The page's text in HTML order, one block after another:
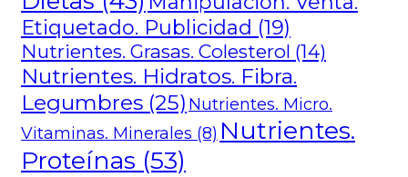
Etiquetado. Publicidad (19)
Nutrientes. Grasas. Colesterol (14)
Nutrientes. Hidratos. Fibra.
Legumbres (25) Nutrientes. Micro.
Vitaminas. Minerales (8) Nutrientes.
Proteínas (53)